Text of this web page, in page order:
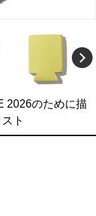
2026のために描
ト